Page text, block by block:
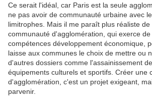
Ce serait l'idéal, car Paris est la seule
ne pas avoir de communauté urbaine avec
limitrophes. Mais il me paraît plus réaliste
communauté d'agglomération, qui exerce
compétences développement économique,
laisse aux communes le choix de mettre ou
d'autres dossiers comme l'assainissement
équipements culturels et sportifs. Créer une
d'agglomération, c'est un projet exigeant,
parvenir.